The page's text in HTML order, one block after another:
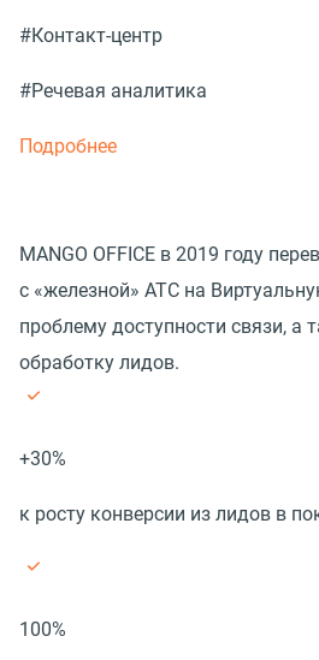
#Контакт-центр
#Речевая аналитика
Подробнее
MANGO OFFICE в 2019 году
с «железной» АТС на
проблему доступности связи, а
обработку лидов.
+30%
к росту конверсии из лидов в
100%